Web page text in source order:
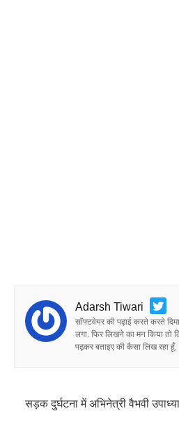
Adarsh Tiwari
सॉफ्टवेयर की पढ़ाई करते करते
लगा. फिर लिखने का मन किया
पढ़कर बताइए की कैसा लिख रहा हूँ.
सड़क दुर्घटना में अभिनेत्री वैभवी